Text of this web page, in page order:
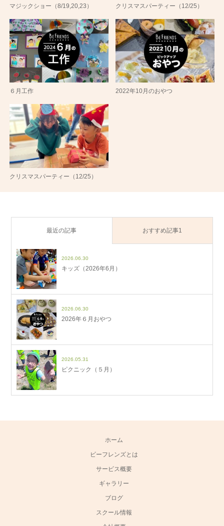
マジックショー（8/19,20,23） クリスマスパーティー（12/25）
６月工作 2022年10月のおやつ
クリスマスパーティー（12/25）
最近の記事 おすすめ記事1
2026.06.30
キッズ（2026年6月）
2026.06.30
2026年６月おやつ
2026.05.31
ピクニック（５月）
ホーム
ビーフレンズとは
サービス概要
ギャラリー
ブログ
スクール情報